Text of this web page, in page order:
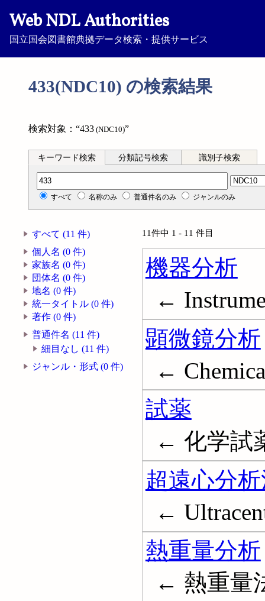
Web NDL Authorities
国立国会図書館典拠データ検索・提供サービス
433(NDC10) の検索結果
検索対象：“433 (NDC10)”
キーワード検索 分類記号検索 識別子検索
分類記号検索
すべて 名称のみ 普通件名のみ ジャンルのみ
すべて (11 件)
個人名 (0 件)
家族名 (0 件)
団体名 (0 件)
地名 (0 件)
統一タイトル (0 件)
著作 (0 件)
普通件名 (11 件)
細目なし (11 件)
ジャンル・形式 (0 件)
11件中 1 - 11 件目
機器分析
←
顕微鏡分析
←
試薬
← 化学試
超遠心分
←
熱重量分析
← 熱重量